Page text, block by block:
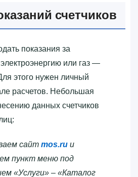
счетчиков
показания за
или газ —
этого нужен личный
расчетов. Небольшая
данных счетчиков
сайт mos.ru и
пункт меню под
«Услуги» – «Каталог